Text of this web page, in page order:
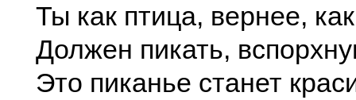
Ты как птица, вернее,
Должен пикать,
Это пиканье станет